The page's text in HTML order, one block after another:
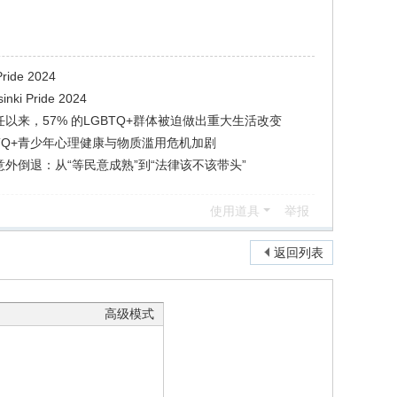
2024
Pride 2024
以来，57% 的LGBTQ+群体被迫做出重大生活改变
青少年心理健康与物质滥用危机加剧
倒退：从“等民意成熟”到“法律该不该带头”
使用道具 举报
返回列表
高级模式